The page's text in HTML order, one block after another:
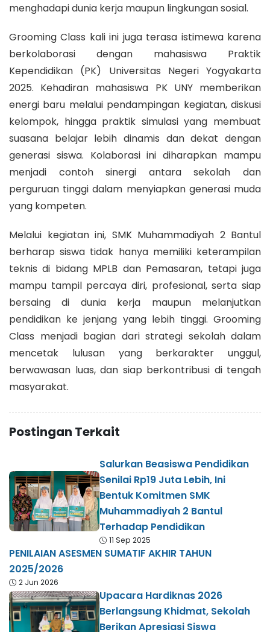
menghadapi dunia kerja maupun lingkungan sosial.
Grooming Class kali ini juga terasa istimewa karena
berkolaborasi dengan mahasiswa Praktik
Kependidikan (PK) Universitas Negeri Yogyakarta
2025. Kehadiran mahasiswa PK UNY memberikan
energi baru melalui pendampingan kegiatan, diskusi
kelompok, hingga praktik simulasi yang membuat
suasana belajar lebih dinamis dan dekat dengan
generasi siswa. Kolaborasi ini diharapkan mampu
menjadi contoh sinergi antara sekolah dan
perguruan tinggi dalam menyiapkan generasi muda
yang kompeten.
Melalui kegiatan ini, SMK Muhammadiyah 2 Bantul
berharap siswa tidak hanya memiliki keterampilan
teknis di bidang MPLB dan Pemasaran, tetapi juga
mampu tampil percaya diri, profesional, serta siap
bersaing di dunia kerja maupun melanjutkan
pendidikan ke jenjang yang lebih tinggi. Grooming
Class menjadi bagian dari strategi sekolah dalam
mencetak lulusan yang berkarakter unggul,
berwawasan luas, dan siap berkontribusi di tengah
masyarakat.
Postingan Terkait
Salurkan Beasiswa Pendidikan
Senilai Rp19 Juta Lebih, Ini
Bentuk Komitmen SMK
Muhammadiyah 2 Bantul
Terhadap Pendidikan
11 Sep 2025
PENILAIAN ASESMEN SUMATIF AKHIR TAHUN
2025/2026
2 Jun 2026
Upacara Hardiknas 2026
Berlangsung Khidmat, Sekolah
Berikan Apresiasi Siswa